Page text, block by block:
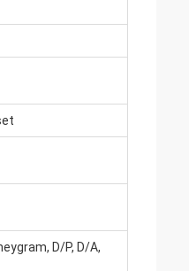
D/P, D/A,